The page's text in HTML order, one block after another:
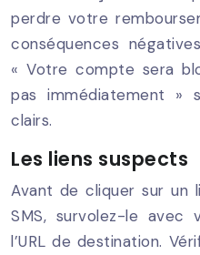
perdre votre
conséquences
« Votre compte sera
pas immédiatement »
clairs.
Les liens suspects
Avant de cliquer sur un
SMS, survolez-le avec
l’URL de destination.